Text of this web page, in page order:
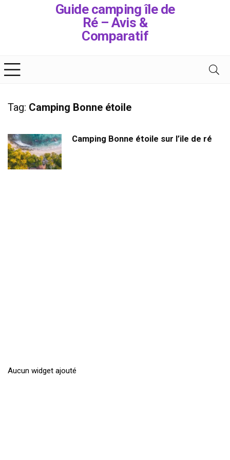
Guide camping île de
Ré – Avis &
Comparatif
Tag: Camping Bonne étoile
Camping Bonne étoile sur l’ile de ré
Aucun widget ajouté